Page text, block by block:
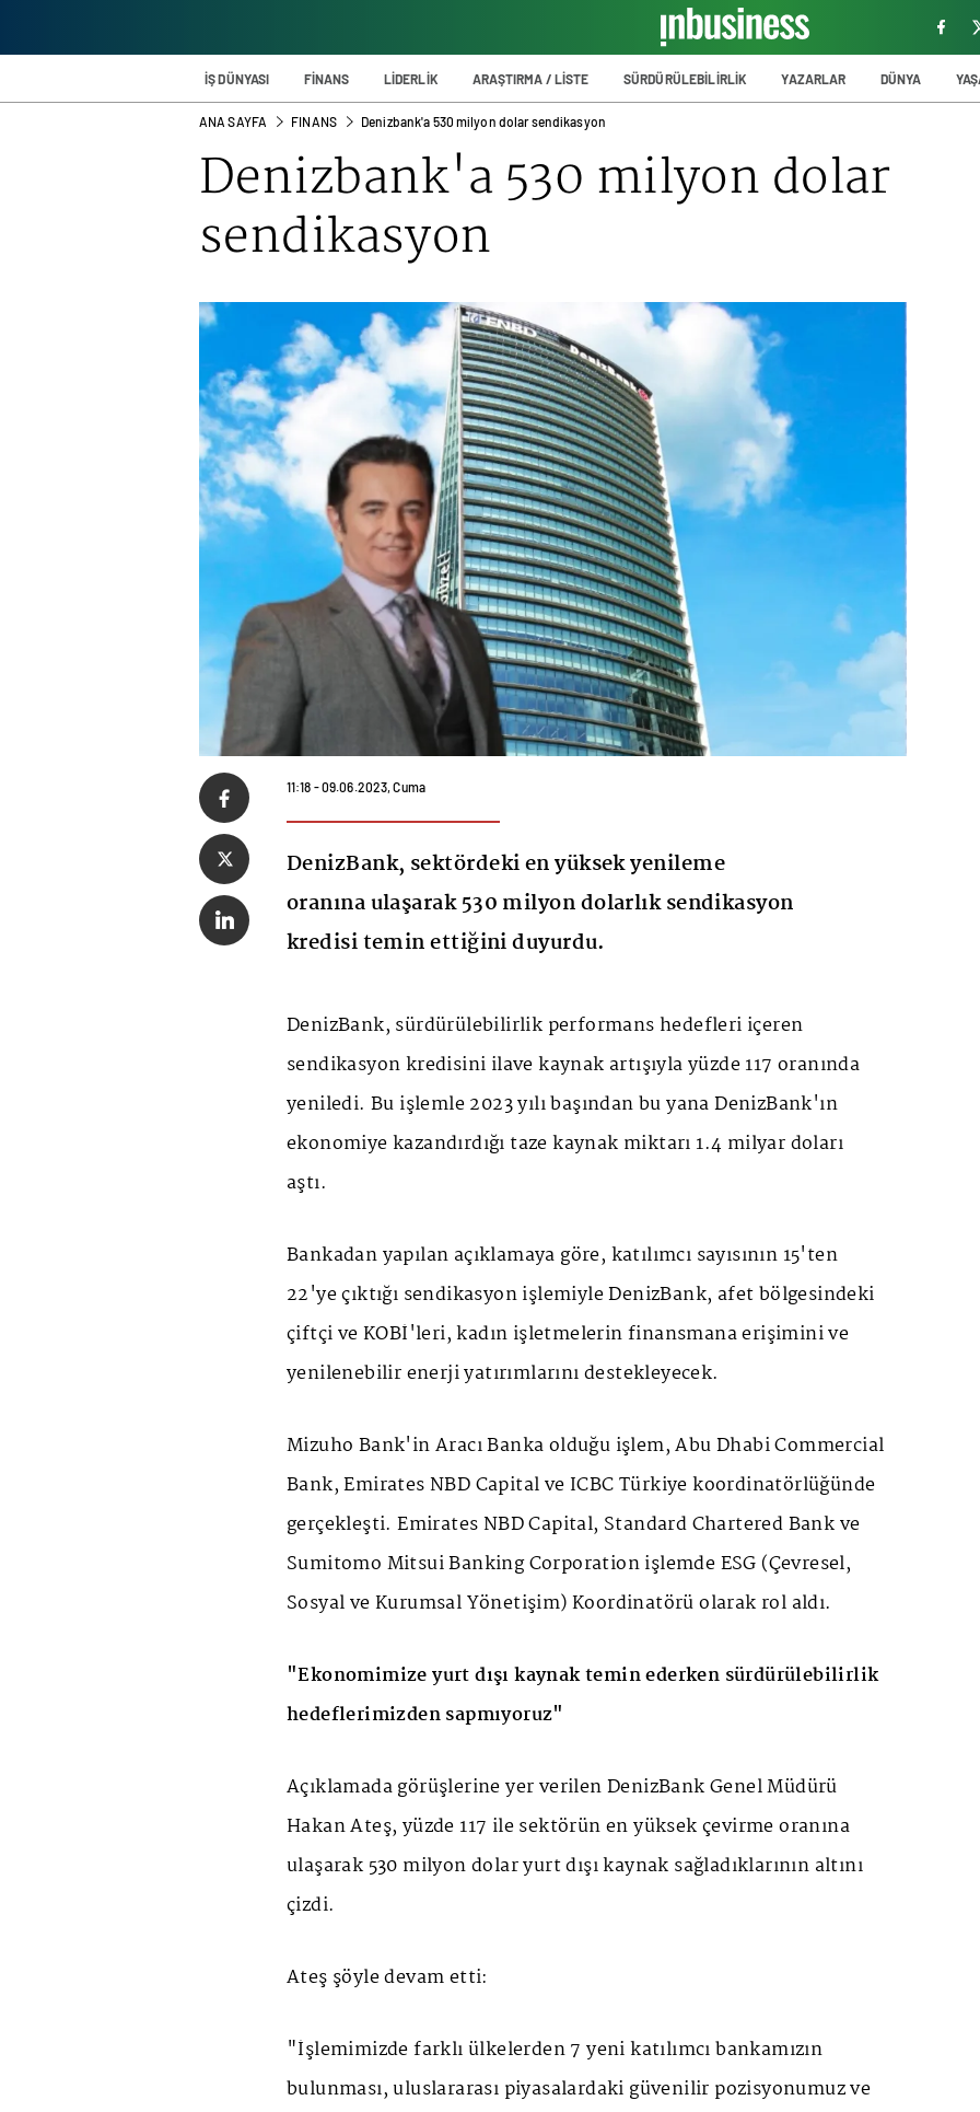
İŞ DÜNYASI FİNANS LİDERLİK ARAŞTIRMA / LİSTE SÜRDÜRÜLEBİLİRLİK YAZARLAR DÜNYA
ANA SAYFA FINANS Denizbank'a 530 milyon dolar sendikasyon
Denizbank'a 530 milyon dolar
sendikasyon
11:18 - 09.06.2023, Cuma
DenizBank, sektördeki en yüksek yenileme
oranına ulaşarak 530 milyon dolarlık sendikasyon
kredisi temin ettiğini duyurdu.
DenizBank, sürdürülebilirlik performans hedefleri içeren
sendikasyon kredisini ilave kaynak artışıyla yüzde 117 oranında
yeniledi. Bu işlemle 2023 yılı başından bu yana DenizBank'ın
ekonomiye kazandırdığı taze kaynak miktarı 1.4 milyar doları
aştı.
Bankadan yapılan açıklamaya göre, katılımcı sayısının 15'ten
22'ye çıktığı sendikasyon işlemiyle DenizBank, afet bölgesindeki
çiftçi ve KOBİ'leri, kadın işletmelerin finansmana erişimini ve
yenilenebilir enerji yatırımlarını destekleyecek.
Mizuho Bank'in Aracı Banka olduğu işlem, Abu Dhabi Commercial
Bank, Emirates NBD Capital ve ICBC Türkiye koordinatörlüğünde
gerçekleşti. Emirates NBD Capital, Standard Chartered Bank ve
Sumitomo Mitsui Banking Corporation işlemde ESG (Çevresel,
Sosyal ve Kurumsal Yönetişim) Koordinatörü olarak rol aldı.
"Ekonomimize yurt dışı kaynak temin ederken sürdürülebilirlik
hedeflerimizden sapmıyoruz"
Açıklamada görüşlerine yer verilen DenizBank Genel Müdürü
Hakan Ateş, yüzde 117 ile sektörün en yüksek çevirme oranına
ulaşarak 530 milyon dolar yurt dışı kaynak sağladıklarının altını
çizdi.
Ateş şöyle devam etti:
"İşlemimizde farklı ülkelerden 7 yeni katılımcı bankamızın
bulunması, uluslararası piyasalardaki güvenilir pozisyonumuz ve